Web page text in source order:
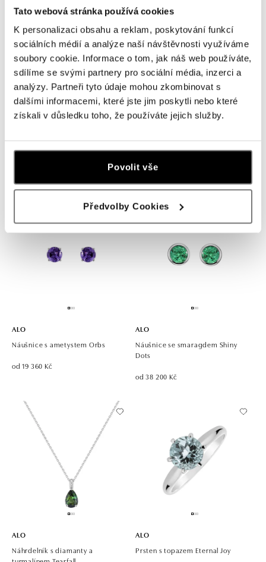
Tato webová stránka používá cookies
K personalizaci obsahu a reklam, poskytování funkcí
sociálních médií a analýze naší návštěvnosti využíváme
soubory cookie. Informace o tom, jak náš web používáte,
sdílíme se svými partnery pro sociální média, inzerci a
analýzy. Partneři tyto údaje mohou zkombinovat s
dalšími informacemi, které jste jim poskytli nebo které
získali v důsledku toho, že používáte jejich služby.
Povolit vše
Předvolby Cookies
Náušnice s turmalínem Thostra
Náhrdelník s diamantem a
turmalínem Whispers of Avalon
od 22 083 Kč
ALO
Náušnice s ametystem Orbs
od 19 360 Kč
ALO
Náušnice se smaragdem Shiny
Dots
od 38 200 Kč
ALO
Náhrdelník s diamanty a
ALO
Prsten s topazem Eternal Joy